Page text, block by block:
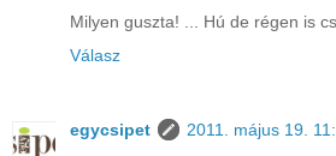
Milyen guszta! ... Hú de régen is
Válasz
egycsipet
2011. május 19.